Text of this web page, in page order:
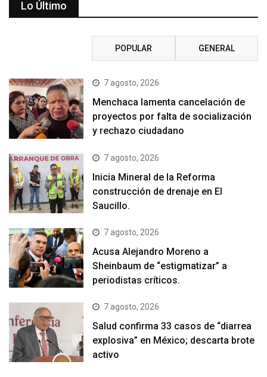
Lo Último
POPULAR GENERAL
7 agosto, 2026
Menchaca lamenta cancelación de
proyectos por falta de socialización
y rechazo ciudadano
7 agosto, 2026
Inicia Mineral de la Reforma
construcción de drenaje en El
Saucillo.
7 agosto, 2026
Acusa Alejandro Moreno a
Sheinbaum de “estigmatizar” a
periodistas críticos.
7 agosto, 2026
Salud confirma 33 casos de “diarrea
explosiva” en México; descarta brote
activo